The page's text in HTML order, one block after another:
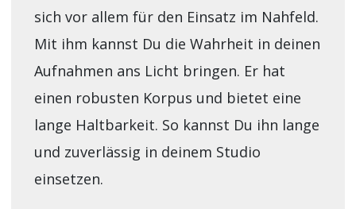
sich vor allem für den Einsatz im Nahfeld.
Mit ihm kannst Du die Wahrheit in deinen
Aufnahmen ans Licht bringen. Er hat
einen robusten Korpus und bietet eine
lange Haltbarkeit. So kannst Du ihn lange
und zuverlässig in deinem Studio
einsetzen.